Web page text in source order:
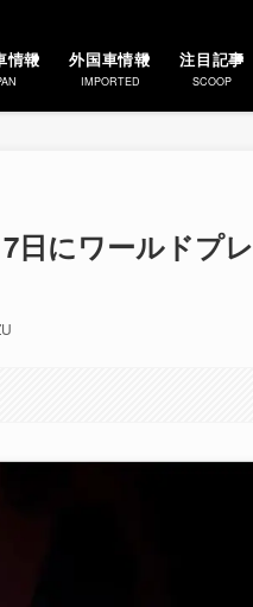
情報 外国車情報
IMPORTED
注目記事
SCOOP
日にワールドプレ